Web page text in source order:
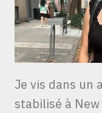
Je vis dans un
stabilisé à